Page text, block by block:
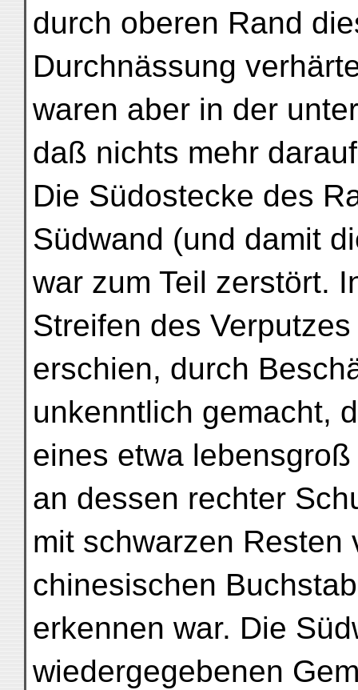
durch oberen Rand
Durchnässung
waren aber in der
daß nichts mehr
Die Südostecke des
Südwand (und damit
war zum Teil zerstört.
Streifen des
erschien, durch
unkenntlich gemacht,
eines etwa
an dessen rechter
mit schwarzen Resten
chinesischen
erkennen war. Die
wiedergegebenen